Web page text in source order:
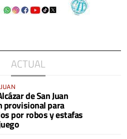
ACTUAL
de San Juan
provisional para
por robos y estafas